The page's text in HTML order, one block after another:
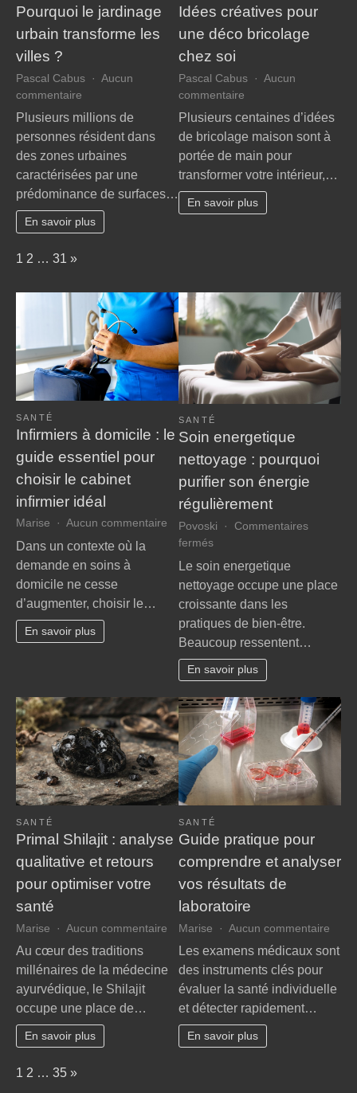
Pourquoi le jardinage
urbain transforme les
villes ?
Pascal Cabus
Aucun
commentaire
Pourquoi
jardinage
urbain
transforme
les
villes
?
Plusieurs millions de
personnes résident dans
des zones urbaines
caractérisées par une
prédominance de surfaces…
En savoir plus
Idées créatives pour
une déco bricolage
chez soi
Pascal Cabus
Aucun
commentaire
Idées
pour
une
déco
bricolage
chez
Plusieurs centaines d’idées
de bricolage maison sont à
portée de main pour
transformer votre intérieur,…
En savoir plus
Page:
1 2 … 31 Next
»
SANTÉ
Infirmiers à domicile : le
guide essentiel pour
choisir le cabinet
infirmier idéal
Marise Aucun commentaire sur
Infirmiers
domicile
guide
essentiel
pour
choisir
cabinet
infirmier
idéal
Dans un contexte où la
demande en soins à
domicile ne cesse
d’augmenter, choisir le…
En savoir plus
SANTÉ
Soin energetique
nettoyage : pourquoi
purifier son énergie
régulièrement
Povoski
Commentaires
ferméssur
energetique
nettoyage
:
pourquoi
purifier
son
énergie
Le soin energetique
nettoyage occupe une place
croissante dans les
pratiques de bien-être.
Beaucoup ressentent…
En savoir plus
SANTÉ
Primal Shilajit : analyse
qualitative et retours
pour optimiser votre
santé
Marise Aucun commentaire sur
Primal
:
analyse
qualitative
retours
Au cœur des traditions
millénaires de la médecine
ayurvédique, le Shilajit
occupe une place de…
En savoir plus
SANTÉ
Guide pratique pour
comprendre et analyser
vos résultats de
laboratoire
Marise Aucun commentaire
Les examens médicaux sont
des instruments clés pour
évaluer la santé individuelle
et détecter rapidement…
En savoir plus
Page:
1 2 … 35 Next
»